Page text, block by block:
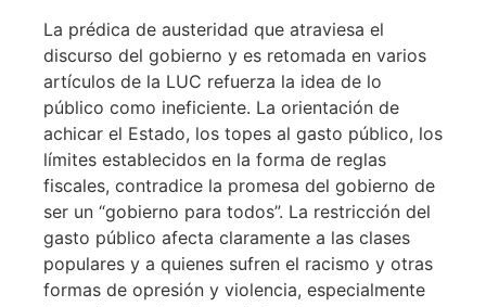
La prédica de austeridad que atraviesa el
discurso del gobierno y es retomada en varios
artículos de la LUC refuerza la idea de lo
público como ineficiente. La orientación de
achicar el Estado, los topes al gasto público, los
límites establecidos en la forma de reglas
fiscales, contradice la promesa del gobierno de
ser un “gobierno para todos”. La restricción del
gasto público afecta claramente a las clases
populares y a quienes sufren el racismo y otras
formas de opresión y violencia, especialmente